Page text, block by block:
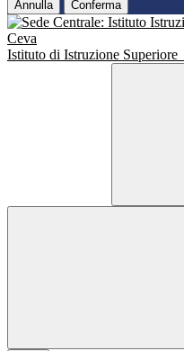
Annulla Conferma
Istituto di Istruzione Superiore